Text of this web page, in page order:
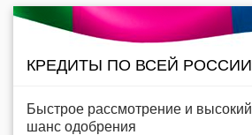
КРЕДИТЫ ПО ВСЕЙ РОССИИ
Быстрое рассмотрение и высокий
шанс одобрения